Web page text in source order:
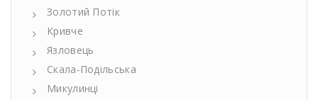
Золотий Потік
Кривче
Язловець
Скала-Подільська
Микулинці